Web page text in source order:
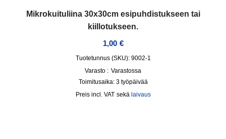
Mikrokuituliina 30x30cm esipuhdistukseen tai
kiillotukseen.
1,00 €
Tuotetunnus (SKU): 9002-1
Varasto : Varastossa
Toimitusaika: 3 työpäivää
incl. VAT sekä laivaus